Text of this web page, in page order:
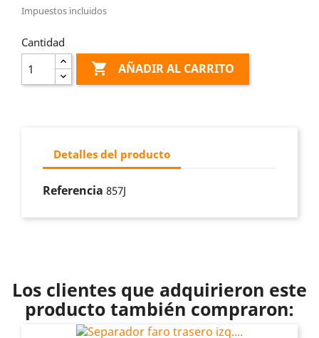
Impuestos incluidos
Cantidad
 AÑADIR AL CARRITO
Detalles del producto
Referencia 857J
Los clientes que adquirieron este
producto también compraron: